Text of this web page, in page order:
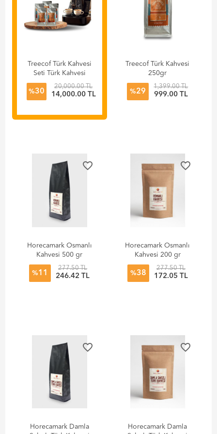
Treecof Türk Kahvesi
Seti Türk Kahvesi
250gr 5'li Paket -
Arzum OK0040-20
Okka Elite Türk
%30
20,000.00 TL
14,000.00 TL
Treecof Türk Kahvesi
250gr
%29
1,399.00 TL
999.00 TL
favorite_border
Horecamark Osmanlı
Kahvesi 500 gr
%11
277.50 TL
246.42 TL
favorite_border
Horecamark Osmanlı
Kahvesi 200 gr
%38
277.50 TL
172.05 TL
favorite_border
Horecamark Damla
favorite_border
Horecamark Damla